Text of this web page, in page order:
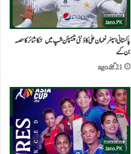
پاکستانی اسپنر نعمان علی کاؤنٹی چیمپئن شپ میں لنکاشائر کا حصہ
بن گئے
21 گھنٹے ago